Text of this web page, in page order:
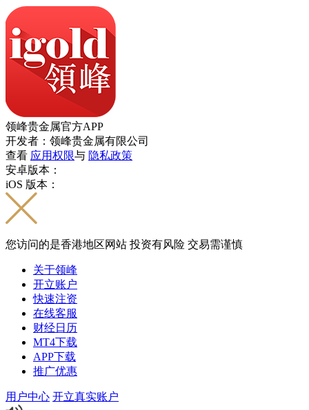
领峰贵金属官方APP
开发者：领峰贵金属有限公司
查看 应用权限与 隐私政策
安卓版本：
iOS 版本：
您访问的是香港地区网站 投资有风险 交易需谨慎
关于领峰
开立账户
快速注资
在线客服
财经日历
MT4下载
APP下载
推广优惠
用户中心 开立真实账户